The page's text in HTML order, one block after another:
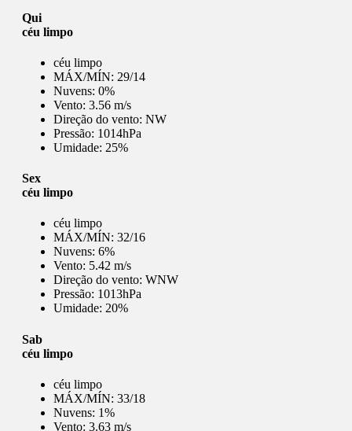
Qui
céu limpo
céu limpo
MÁX/MÍN: 29/14
Nuvens: 0%
Vento: 3.56 m/s
Direção do vento: NW
Pressão: 1014hPa
Umidade: 25%
Sex
céu limpo
céu limpo
MÁX/MÍN: 32/16
Nuvens: 6%
Vento: 5.42 m/s
Direção do vento: WNW
Pressão: 1013hPa
Umidade: 20%
Sab
céu limpo
céu limpo
MÁX/MÍN: 33/18
Nuvens: 1%
Vento: 3.63 m/s